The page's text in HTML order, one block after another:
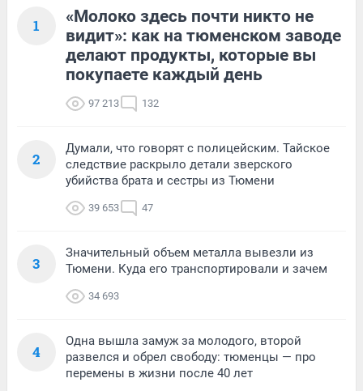
1
«Молоко здесь почти никто не
видит»: как на тюменском заводе
делают продукты, которые вы
покупаете каждый день
97 213 132
2
Думали, что говорят с полицейским. Тайское
следствие раскрыло детали зверского
убийства брата и сестры из Тюмени
39 653 47
3
Значительный объем металла вывезли из
Тюмени. Куда его транспортировали и зачем
34 693
4
Одна вышла замуж за молодого, второй
развелся и обрел свободу: тюменцы — про
перемены в жизни после 40 лет